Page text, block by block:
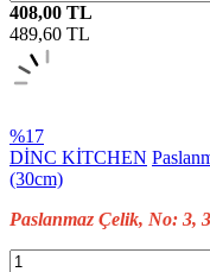
408,00 TL
489,60 TL
%17
DİNC KİTCHEN
(30cm)
Paslanmaz Çelik, No: 3,